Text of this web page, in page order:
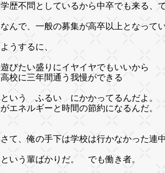
学歴不問としているから中卒でも来る
なんで、一般の募集が高卒以上となって
ようするに、
遊びたい盛りにイヤイヤでもいいから
高校に三年間通う我慢ができる
という ふるい にかかってるんだよ。
がエネルギーと時間の節約になるんだ。
さて、俺の手下は学校は行かなかった連
という輩ばかりだ。 でも働き者。